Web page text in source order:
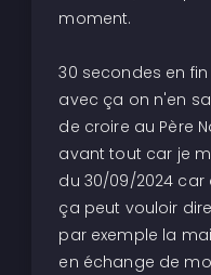
moment.
30 secondes en
avec ça on n'en
de croire au Père
avant tout car je
du 30/09/2024
ça peut vouloir
par exemple la
en échange de